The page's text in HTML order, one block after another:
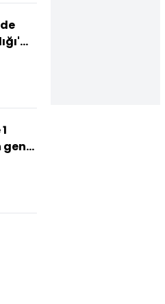
genç